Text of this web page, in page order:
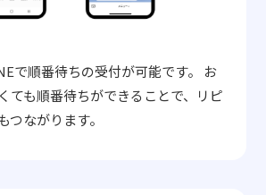
で順番待ちの受付が可能です。
お
ても順番待ちができることで、リピ
つながります。